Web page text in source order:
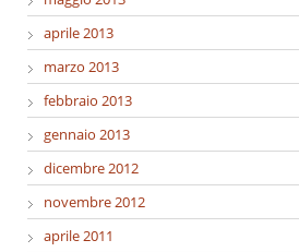
aprile 2013
marzo 2013
febbraio 2013
gennaio 2013
dicembre 2012
novembre 2012
aprile 2011